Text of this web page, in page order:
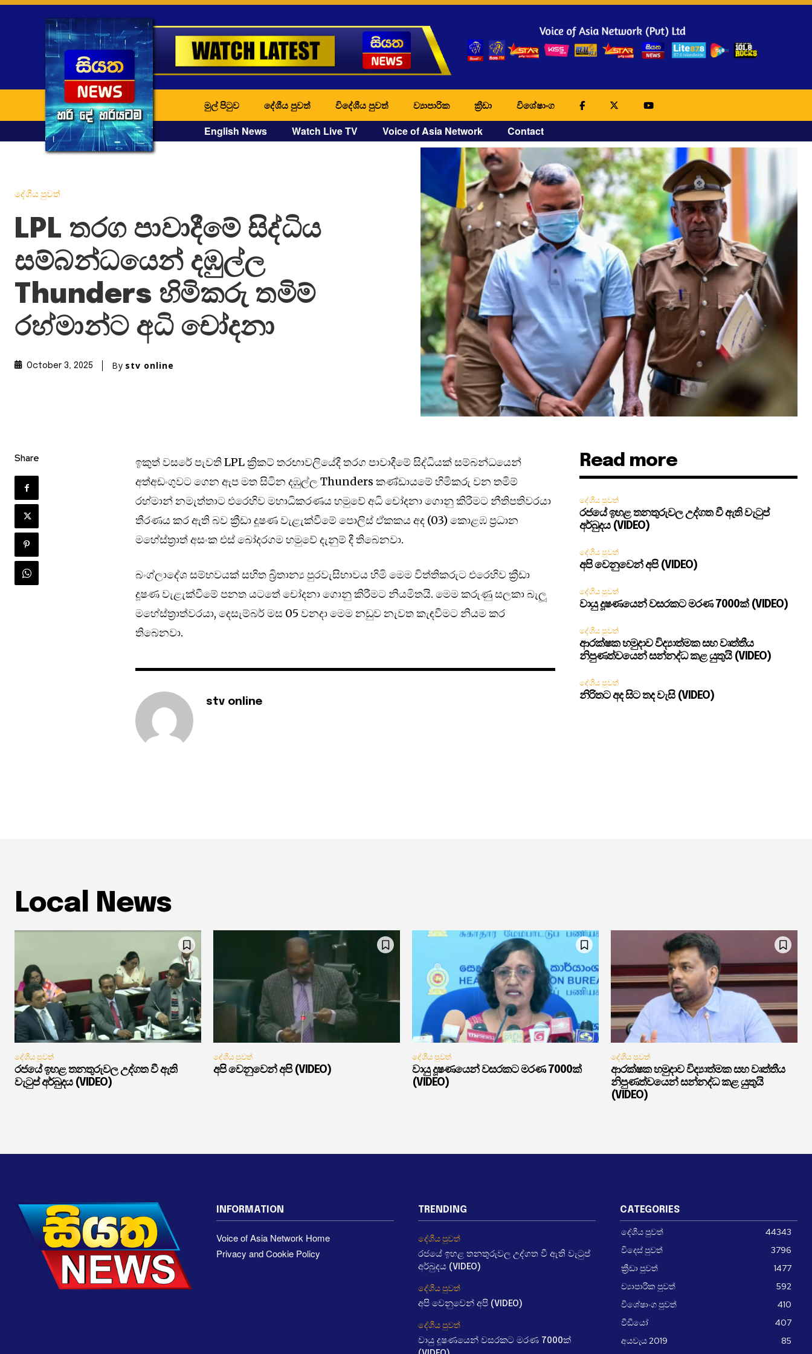
මුල් පිටුව දේශීය පුවත් විදේශීය පුවත් ව්‍යාපාරික ක්‍රීඩා විශේෂාංග
English News Watch Live TV Voice of Asia Network Contact
දේශීය පුවත්
LPL තරග පාවාදීමේ සිද්ධිය
සම්බන්ධයෙන් දඹුල්ල
Thunders හිමිකරු තමිම්
රහ්මාන්ට අධි චෝදනා
October 3, 2025 By stv online
Share
ඉකුත් වසරේ පැවති LPL ක්‍රිකට් තරඟාවලියේදී තරග පාවාදීමේ සිද්ධියක් සම්බන්ධයෙන්
අත්අඩංගුවට ගෙන ඇප මත සිටින දඹුල්ල Thunders කණ්ඩායමේ හිමිකරු වන තමිම්
රහ්මාන් නමැත්තාට එරෙහිව මහාධිකරණය හමුවේ අධි චෝදනා ගොනු කිරීමට නීතිපතිවරයා
තීරණය කර ඇති බව ක්‍රීඩා දූෂණ වැළැක්වීමේ පොලිස් ඒකකය අද (03) කොළඹ ප්‍රධාන
මහේස්ත්‍රාත් අසංක එස් බෝදරගම හමුවේ දැනුම් දී තිබෙනවා.
බංග්ලාදේශ සම්භවයක් සහිත බ්‍රිතාන්‍ය පුරවැසිභාවය හිමි මෙම විත්තිකරුට එරෙහිව ක්‍රීඩා
දූෂණ වැළැක්වීමේ පනත යටතේ චෝදනා ගොනු කිරීමට නියමිතයි. මෙම කරුණු සලකා බැලූ
මහේස්ත්‍රාත්වරයා, දෙසැම්බර් මස 05 වනදා මෙම නඩුව නැවත කැඳවීමට නියම කර
තිබෙනවා.
stv online
Read more
දේශීය පුවත්
රජයේ ඉහළ තනතුරුවල උද්ගත වී ඇති වැටුප්
අර්බුදය (VIDEO)
දේශීය පුවත්
අපි වෙනුවෙන් අපි (VIDEO)
දේශීය පුවත්
වායු දූෂණයෙන් වසරකට මරණ 7000ක් (VIDEO)
දේශීය පුවත්
ආරක්ෂක හමුදාව විද්‍යාත්මක සහ වෘත්තීය
නිපුණත්වයෙන් සන්නද්ධ කළ යුතුයි (VIDEO)
දේශීය පුවත්
නිරිතට අද සිට තද වැසි (VIDEO)
Local News
දේශීය පුවත්
රජයේ ඉහළ තනතුරුවල උද්ගත වී ඇති
වැටුප් අර්බුදය (VIDEO)
දේශීය පුවත්
අපි වෙනුවෙන් අපි (VIDEO)
දේශීය පුවත්
වායු දූෂණයෙන් වසරකට මරණ 7000ක්
(VIDEO)
දේශීය පුවත්
ආරක්ෂක හමුදාව විද්‍යාත්මක සහ වෘත්තීය
නිපුණත්වයෙන් සන්නද්ධ කළ යුතුයි
(VIDEO)
INFORMATION
Voice of Asia Network Home
Privacy and Cookie Policy
TRENDING
දේශීය පුවත්
රජයේ ඉහළ තනතුරුවල උද්ගත වී ඇති වැටුප්
අර්බුදය (VIDEO)
දේශීය පුවත්
අපි වෙනුවෙන් අපි (VIDEO)
දේශීය පුවත්
වායු දූෂණයෙන් වසරකට මරණ 7000ක්
CATEGORIES
දේශීය පුවත්
44343
විදෙස් පුවත්
3796
ක්‍රීඩා පුවත්
1477
ව්‍යාපාරික පුවත්
592
විශේෂාංග පුවත්
410
වීඩීයෝ
407
අයවැය 2019
85